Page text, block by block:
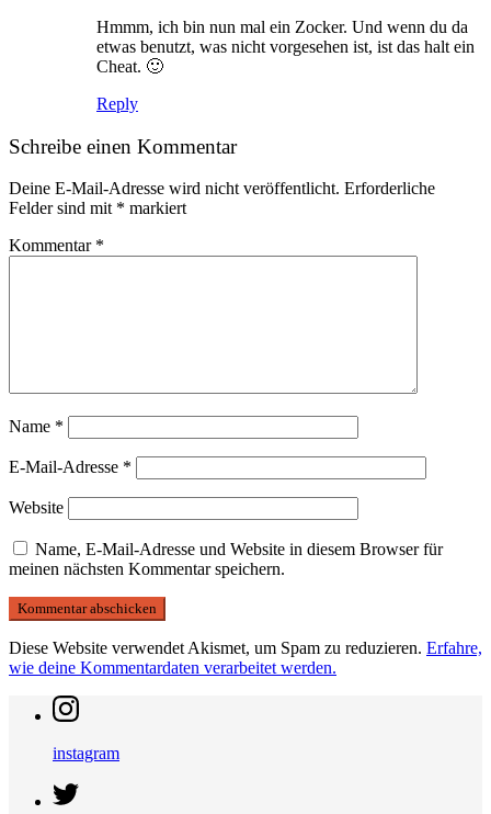
Hmmm, ich bin nun mal ein Zocker. Und wenn du da
etwas benutzt, was nicht vorgesehen ist, ist das halt ein
Cheat. 🙂
Reply
Schreibe einen Kommentar
Deine E-Mail-Adresse wird nicht veröffentlicht. Erforderliche
Felder sind mit * markiert
Kommentar *
Name *
E-Mail-Adresse *
Website
Name, E-Mail-Adresse und Website in diesem Browser für
meinen nächsten Kommentar speichern.
Diese Website verwendet Akismet, um Spam zu reduzieren. Erfahre,
wie deine Kommentardaten verarbeitet werden.
instagram